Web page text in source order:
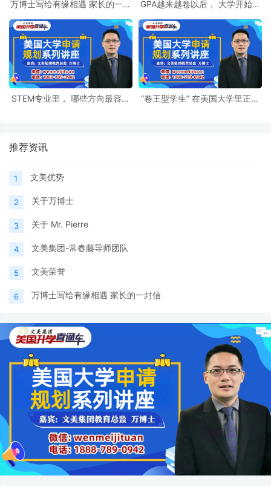
万博士写给有缘相遇 家长的一封
GPA越来越卷以后， 大学开始偷
STEM专业里， 哪些方向最容易
“卷王型学生” 在美国大学里正在
推荐资讯
1 文美优势
2 关于万博士
3 关于 Mr. Pierre
4 文美集团-常春藤导师团队
5 文美荣誉
6 万博士写给有缘相遇 家长的一封信